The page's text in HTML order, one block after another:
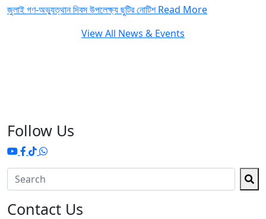
জুলাই গণ-অভ্যুত্থান দিবস উপলেক্ষ্য ছুটির নোটিশRead More
View All News & Events
Follow Us
Contact Us